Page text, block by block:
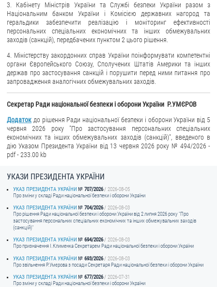
3. Кабінету Міністрів України та Службі безпеки України разом з
Національним банком України і Комісією державних нагород та
геральдики забезпечити реалізацію і моніторинг ефективності
персональних спеціальних економічних та інших обмежувальних
заходів (санкцій), передбачених пунктом 2 цього рішення.
4. Міністерству закордонних справ України поінформувати компетентні
органи Європейського Союзу, Сполучених Штатів Америки та інших
держав про застосування санкцій і порушити перед ними питання про
запровадження аналогічних обмежувальних заходів.
Секретар Ради національної безпеки і оборони України Р.УМЄРОВ
Додаток до рішення Ради національної безпеки і оборони України від 5
червня 2026 року "Про застосування персональних спеціальних
економічних та інших обмежувальних заходів (санкцій)", введеного в
дію Указом Президента України від 13 червня 2026 року № 494/2026 -
pdf - 233.00 kb
УКАЗИ ПРЕЗИДЕНТА УКРАЇНИ
УКАЗ ПРЕЗИДЕНТА УКРАЇНИ 707/2026
2026-08-05
Про зміни у складі Ради національної безпеки і оборони України
УКАЗ ПРЕЗИДЕНТА УКРАЇНИ
704/2026
2026-08-03
Про рішення Ради національної безпеки і оборони України від 2 липня 2026 року "Про
застосування персональних спеціальних економічних та інших обмежувальних заходів
(санкцій)"
УКАЗ ПРЕЗИДЕНТА УКРАЇНИ
694/2026
2026-08-03
Про призначення I.Клименка Секретарем Ради національної безпеки і оборони України
УКАЗ ПРЕЗИДЕНТА УКРАЇНИ
693/2026
2026-08-03
Про звільнення Р.Умєрова з посади Секретаря Ради національної безпеки і оборони України
УКАЗ ПРЕЗИДЕНТА УКРАЇНИ
677/2026
2026-07-31
Про зміни у складі Ради національної безпеки і оборони України